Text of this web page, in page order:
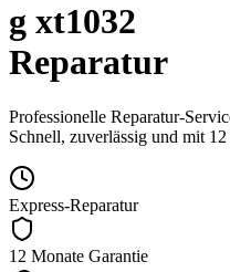
g xt1032
Reparatur
Professionelle Reparatur-
Schnell, zuverlässig und mit
Express-Reparatur
12 Monate Garantie